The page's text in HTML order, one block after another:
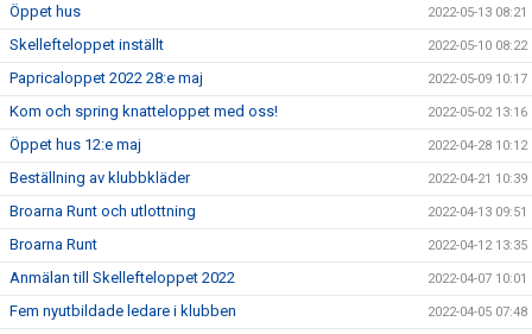
Öppet hus 2022-05-13 08:21
Skellefteloppet inställt 2022-05-10 08:22
Papricaloppet 2022 28:e maj 2022-05-09 10:17
Kom och spring knatteloppet med oss! 2022-05-02 13:16
Öppet hus 12:e maj 2022-04-28 10:12
Beställning av klubbkläder 2022-04-21 10:39
Broarna Runt och utlottning 2022-04-13 09:51
Broarna Runt 2022-04-12 13:35
Anmälan till Skellefteloppet 2022 2022-04-07 10:01
Fem nyutbildade ledare i klubben 2022-04-05 07:48